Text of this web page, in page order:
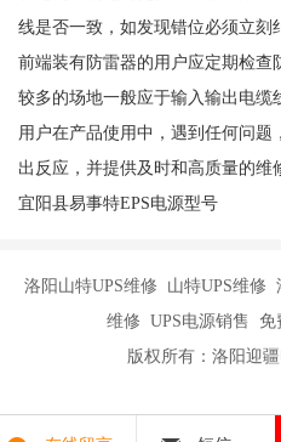
线是否一致，如发现错位必须立刻
前端装有防雷器的用户应定期检
较多的场地一般应于输入输出电缆
用户在产品使用中，遇到任何问
出反应，并提供及时和高质量的维
宜阳县易事特EPS电源型号
洛阳山特UPS维修 山特UPS维修
维修 UPS电源销售 免
版权所有：洛阳迎